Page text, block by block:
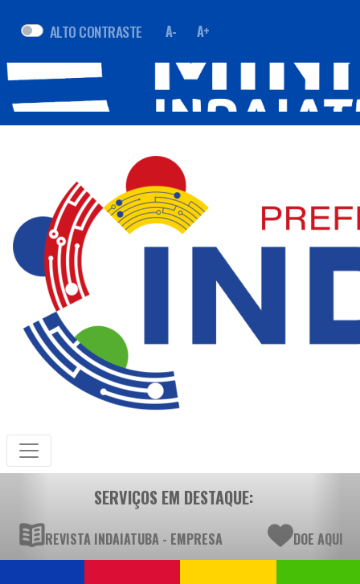
ALTO CONTRASTE A- A+
SERVIÇOS EM DESTAQUE:
REVISTA INDAIATUBA - EMPRESA DOE AQUI